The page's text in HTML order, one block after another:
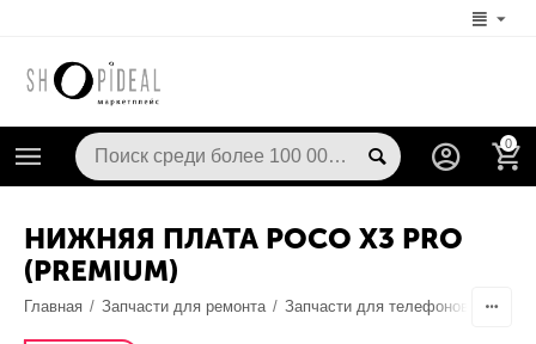
0
НИЖНЯЯ ПЛАТА POCO X3 PRO
(PREMIUM)
Главная / Запчасти для ремонта / Запчасти для телефонов